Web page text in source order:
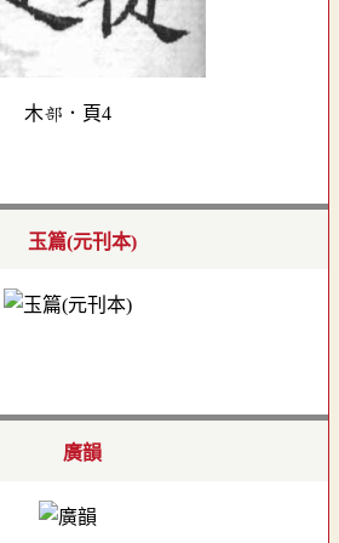
木部．頁4
玉篇(元刊本)
廣韻